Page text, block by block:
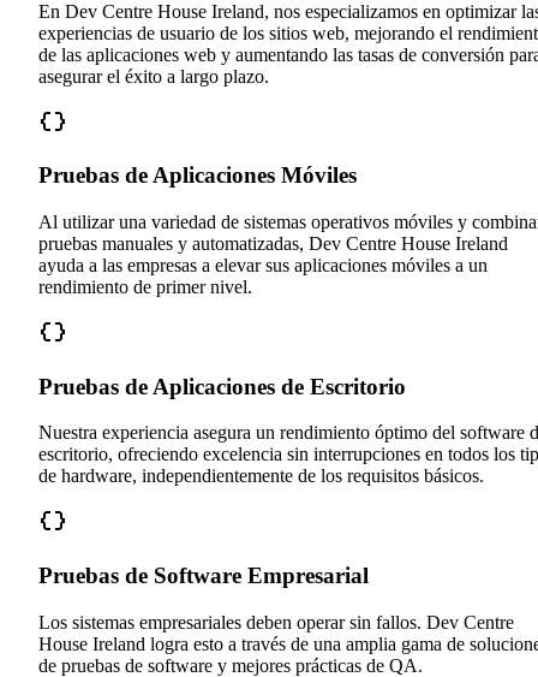
En Dev Centre House Ireland, nos especializamos en optimizar
experiencias de usuario de los sitios web, mejorando el
de las aplicaciones web y aumentando las tasas de conversión
asegurar el éxito a largo plazo.
Pruebas de Aplicaciones Móviles
Al utilizar una variedad de sistemas operativos móviles y
pruebas manuales y automatizadas, Dev Centre House Ireland
ayuda a las empresas a elevar sus aplicaciones móviles a un
rendimiento de primer nivel.
Pruebas de Aplicaciones de Escritorio
Nuestra experiencia asegura un rendimiento óptimo del software
escritorio, ofreciendo excelencia sin interrupciones en todos los
de hardware, independientemente de los requisitos básicos.
Pruebas de Software Empresarial
Los sistemas empresariales deben operar sin fallos. Dev Centre
House Ireland logra esto a través de una amplia gama de
de pruebas de software y mejores prácticas de QA.